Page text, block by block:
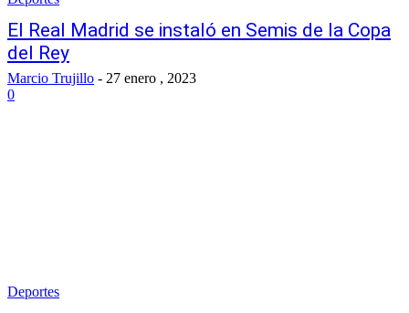
El Real Madrid se instaló en Semis de la Copa
del Rey
Marcio Trujillo - 27 enero , 2023
0
Deportes